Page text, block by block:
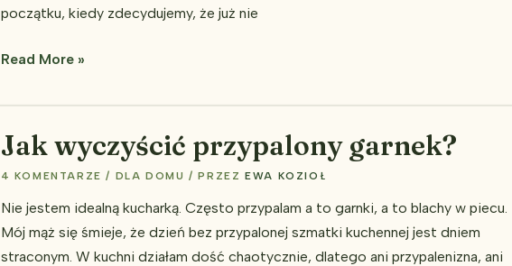
zna
początku, kiedy zdecydujemy, że już nie
Czego
octem?
Read More »
Jak wyczyścić przypalony garnek?
4 KOMENTARZE / DLA DOMU / PRZEZEWA KOZIOŁ
Nie jestem idealną kucharką. Często przypalam a to garnki, a to blachy w piecu.
Mój mąż się śmieje, że dzień bez przypalonej szmatki kuchennej jest dniem
straconym. W kuchni działam dość chaotycznie, dlatego ani przypalenizna, ani